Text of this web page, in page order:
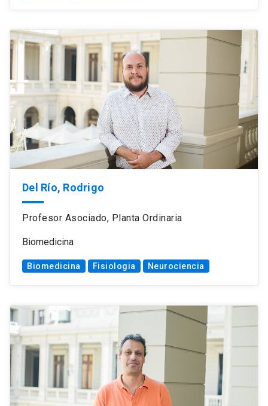
Del Río, Rodrigo
Profesor Asociado, Planta Ordinaria
Biomedicina
Biomedicina Fisiologia Neurociencia